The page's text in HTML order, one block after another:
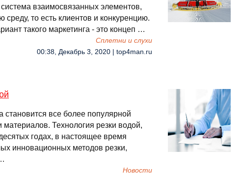
взаимосвязанных элементов,
то есть клиентов и конкуренцию.
такого маркетинга - это концеп …
Сплетни и слухи
00:38, Декабрь 3, 2020 | top4man.ru
становится все более популярной
материалов. Технология резки водой,
годах, в настоящее время
инновационных методов резки,
Новости